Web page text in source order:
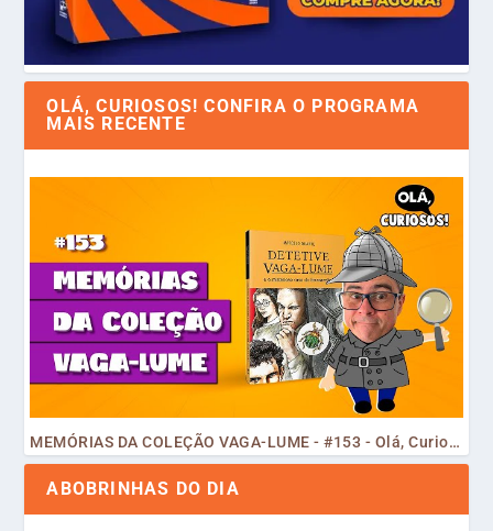
OLÁ, CURIOSOS! CONFIRA O PROGRAMA
MAIS RECENTE
MEMÓRIAS DA COLEÇÃO VAGA-LUME - #153 - Olá, Curiosos! 2023
ABOBRINHAS DO DIA